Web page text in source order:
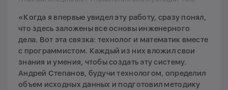
«Когда я впервые увидел эту работу, сразу понял,
что здесь заложены все основы инженерного
дела. Вот эта связка: технолог и математик вместе
с программистом. Каждый из них вложил свои
знания и умения, чтобы создать эту систему.
Андрей Степанов, будучи технологом, определил
объем исходных данных и подготовил методику